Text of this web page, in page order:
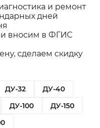
и ремонт
дней
и вносим в ФГИС
сделаем скидку
ДУ-32
ДУ-40
ДУ-100
ДУ-150